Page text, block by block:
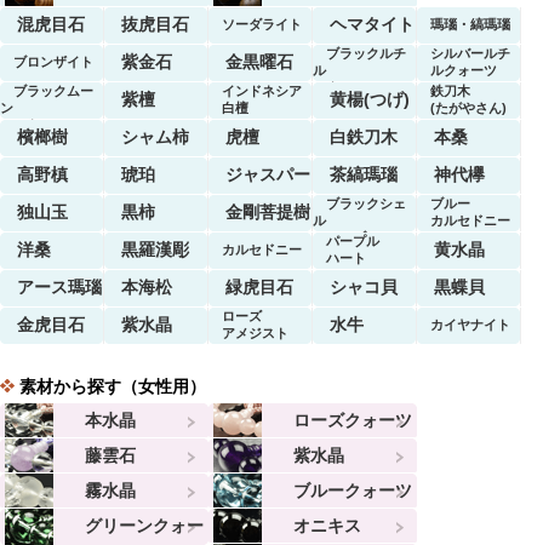
混虎目石
抜虎目石 ソーダライト ヘマタイト 瑪瑙・縞瑪瑙
ブロンザイト 紫金石 金黒曜石
ブラックルチ
ル
クォーツ
シルバールチ
ルクォーツ
ブラックムー
ン
ストーン
紫檀
インドネシア
白檀
黄楊(つげ)
鉄刀木
(たがやさん)
檳榔樹 シャム柿 虎檀 白鉄刀木
本桑
高野槙
琥珀 ジャスパー 茶縞瑪瑙
神代欅
独山玉
黒柿 金剛菩提樹
ブラックシェ
ル
マーブル
ブルー
カルセドニー
洋桑 黒羅漢彫 カルセドニー
パープル
ハート
黄水晶
アース瑪瑙
本海松 緑虎目石 シャコ貝
黒蝶貝
金虎目石
紫水晶
ローズ
アメジスト
水牛 カイヤナイト
素材から探す（女性用）
本水晶
ローズクォーツ
藤雲石
紫水晶
霧水晶
ブルークォーツ
グリーンクォー
オニキス